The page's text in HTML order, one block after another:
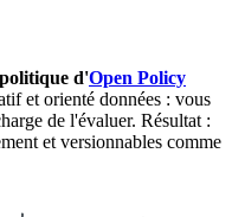
politique d'Open Policy
et orienté données : vous
de l'évaluer. Résultat :
et versionnables comme